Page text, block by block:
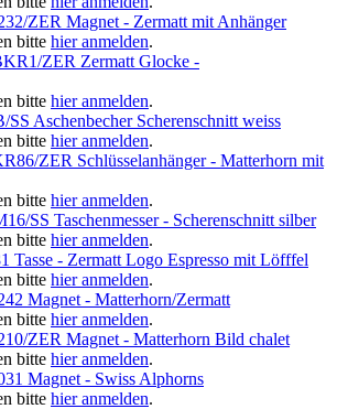
Magnet - Zermatt mit Anhänger
bitte hier anmelden.
Zermatt Glocke -
bitte hier anmelden.
Aschenbecher Scherenschnitt weiss
bitte hier anmelden.
Schlüsselanhänger - Matterhorn mit
bitte hier anmelden.
Taschenmesser - Scherenschnitt silber
bitte hier anmelden.
Tasse - Zermatt Logo Espresso mit Löfffel
bitte hier anmelden.
Magnet - Matterhorn/Zermatt
bitte hier anmelden.
Magnet - Matterhorn Bild chalet
bitte hier anmelden.
Magnet - Swiss Alphorns
bitte hier anmelden.